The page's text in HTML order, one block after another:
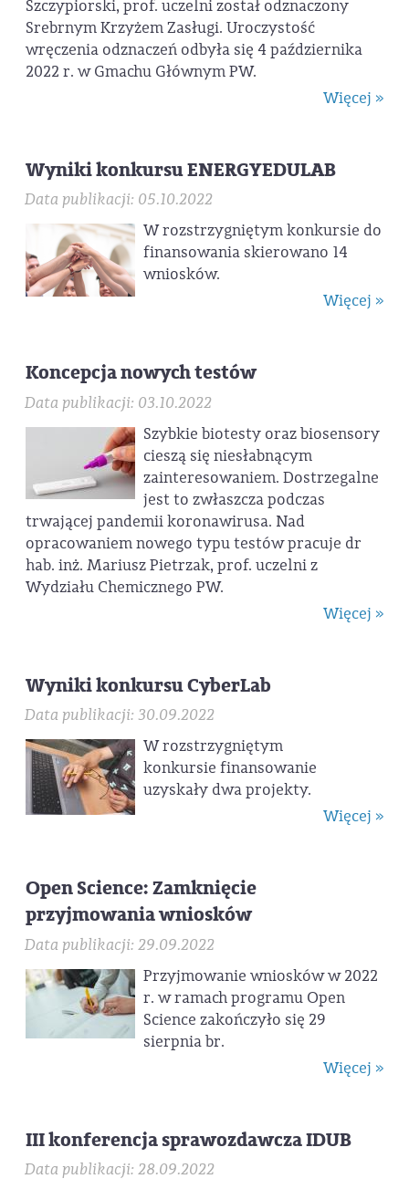
Szczypiorski, prof. uczelni został odznaczony
Srebrnym Krzyżem Zasługi. Uroczystość
wręczenia odznaczeń odbyła się 4 października
2022 r. w Gmachu Głównym PW.
Więcej »
Wyniki konkursu ENERGYEDULAB
Data publikacji: 05.10.2022
W rozstrzygniętym konkursie do
finansowania skierowano 14
wniosków.
Więcej »
Koncepcja nowych testów
Data publikacji: 03.10.2022
Szybkie biotesty oraz biosensory
cieszą się niesłabnącym
zainteresowaniem. Dostrzegalne
jest to zwłaszcza podczas
trwającej pandemii koronawirusa. Nad
opracowaniem nowego typu testów pracuje dr
hab. inż. Mariusz Pietrzak, prof. uczelni z
Wydziału Chemicznego PW.
Więcej »
Wyniki konkursu CyberLab
Data publikacji: 30.09.2022
W rozstrzygniętym
konkursie finansowanie
uzyskały dwa projekty.
Więcej »
Open Science: Zamknięcie
przyjmowania wniosków
Data publikacji: 29.09.2022
Przyjmowanie wniosków w 2022
r. w ramach programu Open
Science zakończyło się 29
sierpnia br.
Więcej »
III konferencja sprawozdawcza IDUB
Data publikacji: 28.09.2022